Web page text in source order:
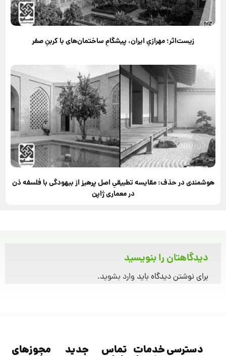
زیست‌اثر؛ مهرازیِ ایران، پیشگامِ ساختمان‌های با کربنِ صفر
هوشمندی در حذف: مقایسه تطبیقیِ اصل پرهیز از بیهودگی با فلسفه ذن
در معماری ژاپن
دیدگاهتان را بنویسید
برای نوشتن دیدگاه باید وارد بشوید.
دسترسیخدمات تماس جدید مجوزهای